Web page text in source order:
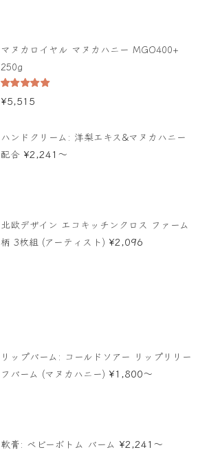
マヌカロイヤル マヌカハニー MGO400+
250g
5段階中
5.00の評価
¥5,515
ハンドクリーム: 洋梨エキス&マヌカハニー
配合 ¥2,241 〜
北欧デザイン エコキッチンクロス ファーム
柄 3枚組 (アーティスト) ¥2,096
リップバーム: コールドソアー リップリリー
フバーム (マヌカハニー) ¥1,800〜
軟膏: ベビーボトム バーム ¥2,241 〜